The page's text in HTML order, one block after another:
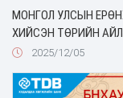
МОНГОЛ УЛСЫН
ХИЙСЭН ТӨРИЙН
2025/12/05